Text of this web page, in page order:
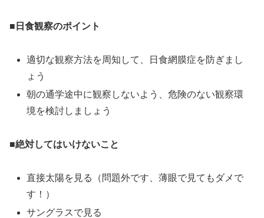
■日食観察のポイント
適切な観察方法を周知して、日食網膜症を防ぎまし
ょう
朝の通学途中に観察しないよう、危険のない観察環
境を検討しましょう
■絶対してはいけないこと
直接太陽を見る（問題外です、薄眼で見てもダメで
す！）
サングラスで見る